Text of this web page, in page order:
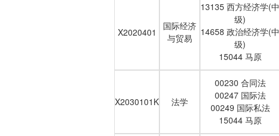
X2020401
国际经济
与贸易
13135 西方经济学(中
级)
14658 政治经济学(中
级)
15044 马原
X2030101K 法学
00230 合同法
00247 国际法
00249 国际私法
15044 马原